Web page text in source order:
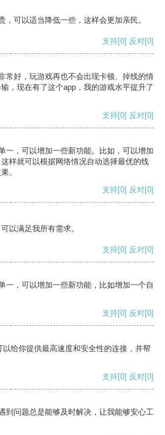
，可以适当降低一些，这样会更加亲民。
支持[0] 反对[0]
常好，玩游戏再也不会出现卡顿、掉线的情
，现在有了这个app，我的游戏水平提升了
支持[0] 反对[0]
一，可以增加一些新功能。比如，可以增加
样就可以根据网络情况自动选择最优的线
。
支持[0] 反对[0]
以满足我所有需求。
支持[0] 反对[0]
一，可以增加一些新功能，比如增加一个自
支持[0] 反对[0]
给你提供最高速度和安全性的连接，并帮
支持[0] 反对[0]
到问题总是能够及时解决，让我能够安心工